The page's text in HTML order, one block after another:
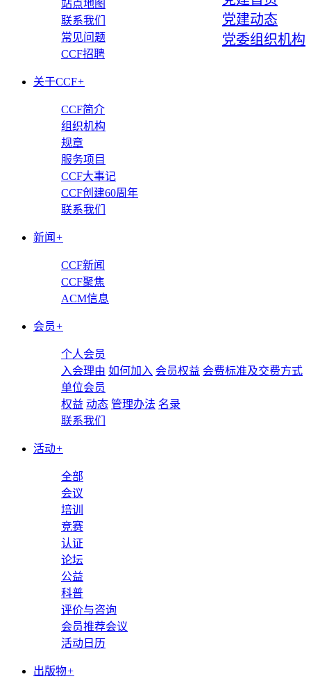
党建动态
党委组织机构
站点地图
联系我们
常见问题
CCF招聘
关于CCF+
CCF简介
组织机构
规章
服务项目
CCF大事记
CCF创建60周年
联系我们
新闻 +
CCF新闻
CCF聚焦
ACM信息
会员+
个人会员
入会理由 如何加入 会员权益 会费标准及交费方式
单位会员
权益 动态 管理办法 名录
联系我们
活动+
全部
会议
培训
竞赛
认证
论坛
公益
科普
评价与咨询
会员推荐会议
活动日历
出版物+